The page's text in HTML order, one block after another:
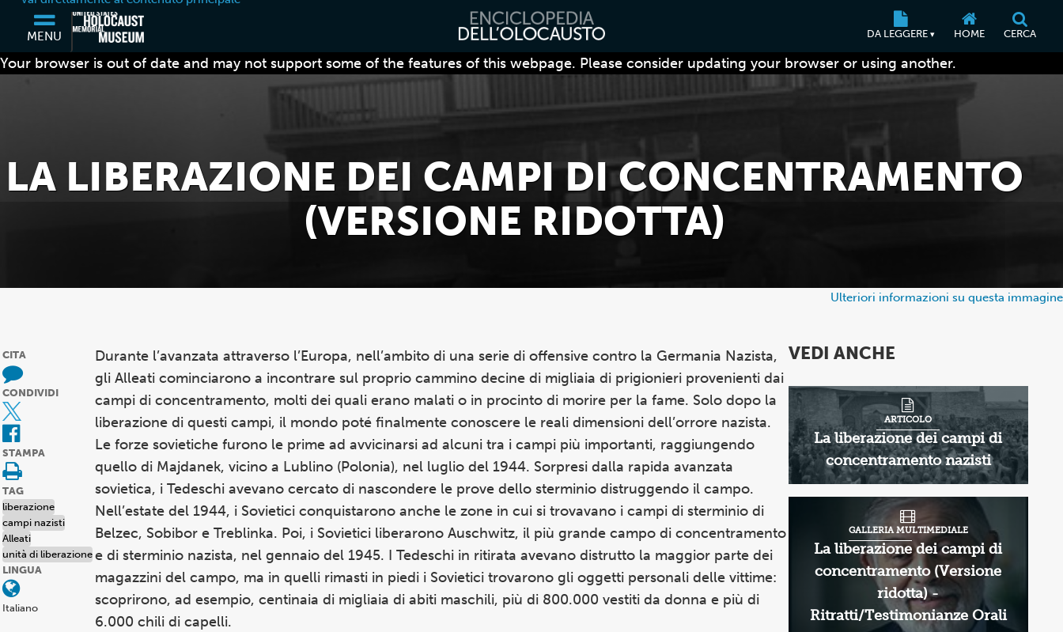
MENU DA LEGGERE ▾ HOME CERCA
Your browser is out of date and may not support some of the features of this webpage. Please consider updating your browser or using another.
Ulteriori informazioni su questa immagine
LA LIBERAZIONE DEI CAMPI DI CONCENTRAMENTO
(VERSIONE RIDOTTA)
CITA
CONDIVIDI
STAMPA
TAG
liberazione
campi nazisti
Alleati
unità di liberazione
LINGUA
Italiano
Durante l’avanzata attraverso l’Europa, nell’ambito di una serie di offensive contro la Germania Nazista,
gli Alleati cominciarono a incontrare sul proprio cammino decine di migliaia di prigionieri provenienti dai
campi di concentramento, molti dei quali erano malati o in procinto di morire per la fame. Solo dopo la
liberazione di questi campi, il mondo poté finalmente conoscere le reali dimensioni dell’orrore nazista.
Le forze sovietiche furono le prime ad avvicinarsi ad alcuni tra i campi più importanti, raggiungendo
quello di Majdanek, vicino a Lublino (Polonia), nel luglio del 1944. Sorpresi dalla rapida avanzata
sovietica, i Tedeschi avevano cercato di nascondere le prove dello sterminio distruggendo il campo.
Nell’estate del 1944, i Sovietici conquistarono anche le zone in cui si trovavano i campi di sterminio di
Belzec, Sobibor e Treblinka. Poi, i Sovietici liberarono Auschwitz, il più grande campo di concentramento
e di sterminio nazista, nel gennaio del 1945. I Tedeschi in ritirata avevano distrutto la maggior parte dei
magazzini del campo, ma in quelli rimasti in piedi i Sovietici trovarono gli oggetti personali delle vittime:
scoprirono, ad esempio, centinaia di migliaia di abiti maschili, più di 800.000 vestiti da donna e più di
6.000 chili di capelli.
VEDI ANCHE
La liberazione dei campi di
concentramento nazisti
ARTICOLO
La liberazione dei campi di
concentramento (Versione
ridotta) -
Ritratti/Testimonianze Orali
GALLERIA MULTIMEDIALE